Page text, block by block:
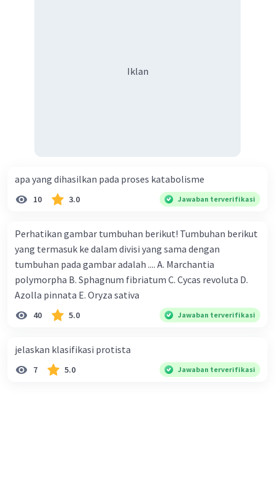
Iklan
apa yang dihasilkan pada proses katabolisme
10 3.0 Jawaban terverifikasi
Perhatikan gambar tumbuhan berikut! Tumbuhan berikut
yang termasuk ke dalam divisi yang sama dengan
tumbuhan pada gambar adalah .... A. Marchantia
polymorpha B. Sphagnum fibriatum C. Cycas revoluta D.
Azolla pinnata E. Oryza sativa
40 5.0 Jawaban terverifikasi
jelaskan klasifikasi protista
7 5.0 Jawaban terverifikasi